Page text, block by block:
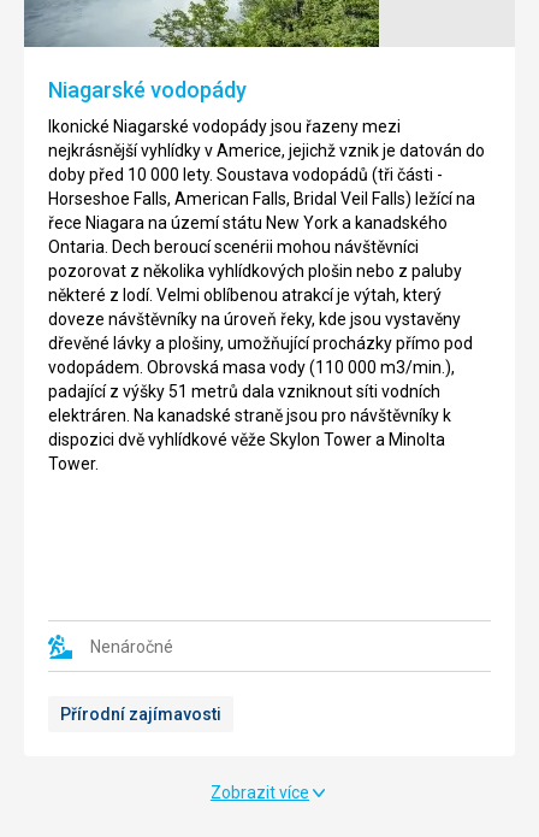
Niagarské vodopády
Ikonické Niagarské vodopády jsou řazeny mezi
nejkrásnější vyhlídky v Americe, jejichž vznik je datován do
doby před 10 000 lety. Soustava vodopádů (tři části -
Horseshoe Falls, American Falls, Bridal Veil Falls) ležící na
řece Niagara na území státu New York a kanadského
Ontaria. Dech beroucí scenérii mohou návštěvníci
pozorovat z několika vyhlídkových plošin nebo z paluby
některé z lodí. Velmi oblíbenou atrakcí je výtah, který
doveze návštěvníky na úroveň řeky, kde jsou vystavěny
dřevěné lávky a plošiny, umožňující procházky přímo pod
vodopádem. Obrovská masa vody (110 000 m3/min.),
padající z výšky 51 metrů dala vzniknout síti vodních
elektráren. Na kanadské straně jsou pro návštěvníky k
dispozici dvě vyhlídkové věže Skylon Tower a Minolta
Tower.
Nenáročné
Přírodní zajímavosti
Zobrazit více